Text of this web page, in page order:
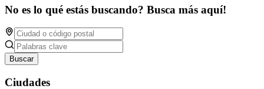
No es lo qué estás buscando? Busca más aquí!
Buscar
Ciudades